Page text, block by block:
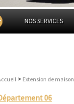
NOS SERVICES
> Extension de maison
06